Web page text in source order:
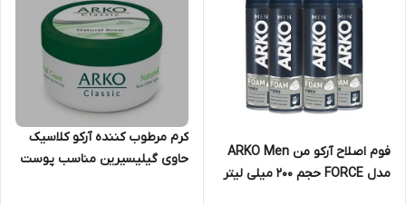
فوم اصلاح آرکو من ARKO Men
مدل FORCE حجم ۲۰۰ میلی لیتر
کرم مرطوب کننده آرکو کلاسیک
حاوی گیلیسیرین مناسب پوست